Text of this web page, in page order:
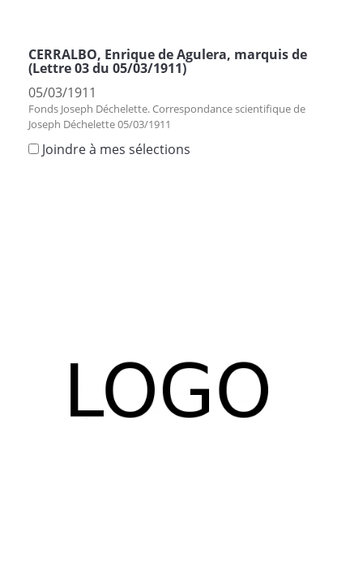
CERRALBO, Enrique de Agulera, marquis de
(Lettre 03 du 05/03/1911)
05/03/1911
Fonds Joseph Déchelette. Correspondance scientifique de
Joseph Déchelette 05/03/1911
Joindre à mes sélections